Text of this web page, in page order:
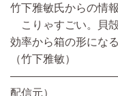
竹下雅敏氏からの情報
こりゃすごい。貝
効率から箱の形にな
（竹下雅敏）
配信元）